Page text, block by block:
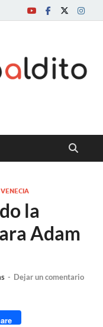
VENECIA
la
Adam
- Dejar un comentario